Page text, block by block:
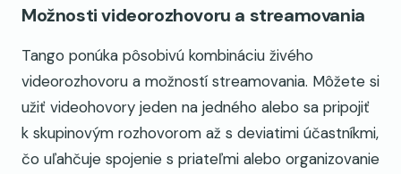
Možnosti videorozhovoru a streamovania
Tango ponúka pôsobivú kombináciu živého
videorozhovoru a možností streamovania. Môžete si
užiť videohovory jeden na jedného alebo sa pripojiť
k skupinovým rozhovorom až s deviatimi účastníkmi,
čo uľahčuje spojenie s priateľmi alebo organizovanie